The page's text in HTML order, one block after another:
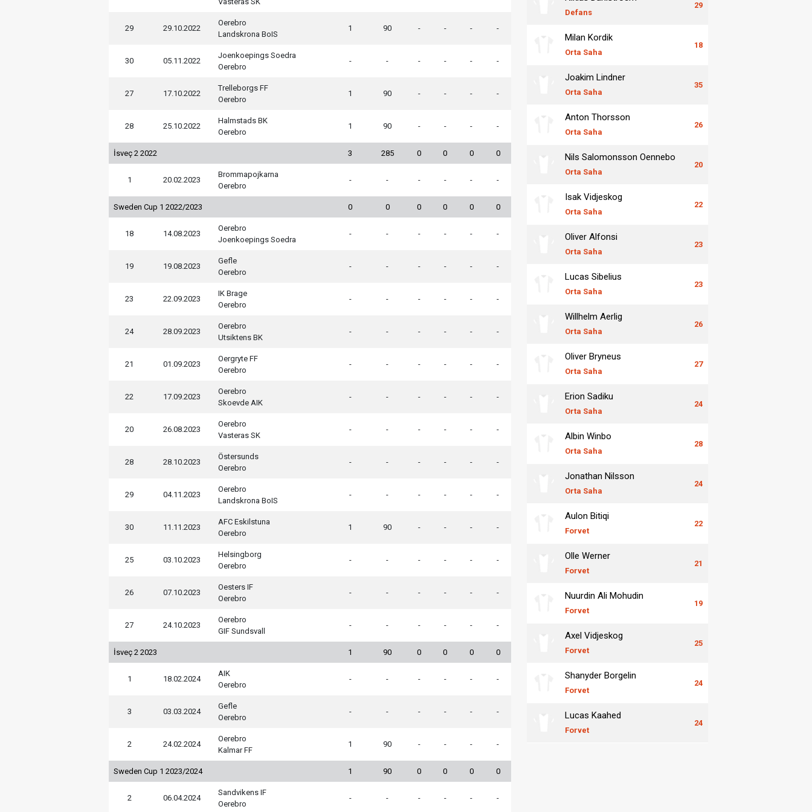
29 29.10.2022
Oerebro
Landskrona BoIS
1 90 - - - -
30 05.11.2022
Joenkoepings Soedra
Oerebro
- - - - - -
27 17.10.2022
Trelleborgs FF
Oerebro
1 90 - - - -
28 25.10.2022
Halmstads BK
Oerebro
1 90 - - - -
İsveç 2 2022 3 285 0 0 0 0
1 20.02.2023
Brommapojkarna
Oerebro
- - - - - -
Sweden Cup 1 2022/2023 0 0 0 0 0 0
18 14.08.2023
Oerebro
Joenkoepings Soedra
- - - - - -
19 19.08.2023
Gefle
Oerebro
- - - - - -
23 22.09.2023
IK Brage
Oerebro
- - - - - -
24 28.09.2023
Oerebro
Utsiktens BK
- - - - - -
21 01.09.2023
Oergryte FF
Oerebro
- - - - - -
22 17.09.2023
Oerebro
Skoevde AIK
- - - - - -
20 26.08.2023
Oerebro
Vasteras SK
- - - - - -
28 28.10.2023
Östersunds
Oerebro
- - - - - -
29 04.11.2023
Oerebro
Landskrona BoIS
- - - - - -
30 11.11.2023
AFC Eskilstuna
Oerebro
1 90 - - - -
25 03.10.2023
Helsingborg
Oerebro
- - - - - -
26 07.10.2023
Oesters IF
Oerebro
- - - - - -
27 24.10.2023
Oerebro
GIF Sundsvall
- - - - - -
İsveç 2 2023 1 90 0 0 0 0
1 18.02.2024
AIK
Oerebro
- - - - - -
3 03.03.2024
Gefle
Oerebro
- - - - - -
2 24.02.2024
Oerebro
Kalmar FF
1 90 - - - -
Sweden Cup 1 2023/2024 1 90 0 0 0 0
2 06.04.2024
Sandvikens IF
Oerebro
- - - - - -
Defans
29
Milan Kordik
Orta Saha
18
Joakim Lindner
Orta Saha
35
Anton Thorsson
Orta Saha
26
Nils Salomonsson Oennebo
Orta Saha
20
Isak Vidjeskog
Orta Saha
22
Oliver Alfonsi
Orta Saha
23
Lucas Sibelius
Orta Saha
23
Willhelm Aerlig
Orta Saha
26
Oliver Bryneus
Orta Saha
27
Erion Sadiku
Orta Saha
24
Albin Winbo
Orta Saha
28
Jonathan Nilsson
Orta Saha
24
Aulon Bitiqi
Forvet
22
Olle Werner
Forvet
21
Nuurdin Ali Mohudin
Forvet
19
Axel Vidjeskog
Forvet
25
Shanyder Borgelin
Forvet
24
Lucas Kaahed
Forvet
24